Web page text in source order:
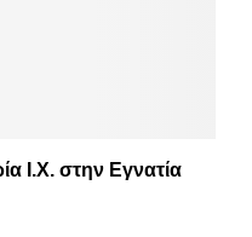
Ι.Χ. στην Εγνατία